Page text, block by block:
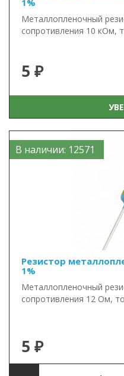
1%
Металлопленочный
сопротивления 10 кОм,
5 ₽
В наличии: 12571
Резистор
1%
Металлопленочный
сопротивления 12 Ом,
5 ₽